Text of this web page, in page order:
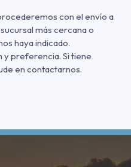
con el envío a
sucursal más cercana o
haya indicado.
y preferencia. Si tiene
en contactarnos.